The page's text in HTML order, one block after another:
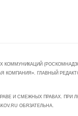
КОМПАНИЯ». ГЛАВНЫЙ
И СМЕЖНЫХ ПРАВАХ. ПРИ
ОБЯЗАТЕЛЬНА.